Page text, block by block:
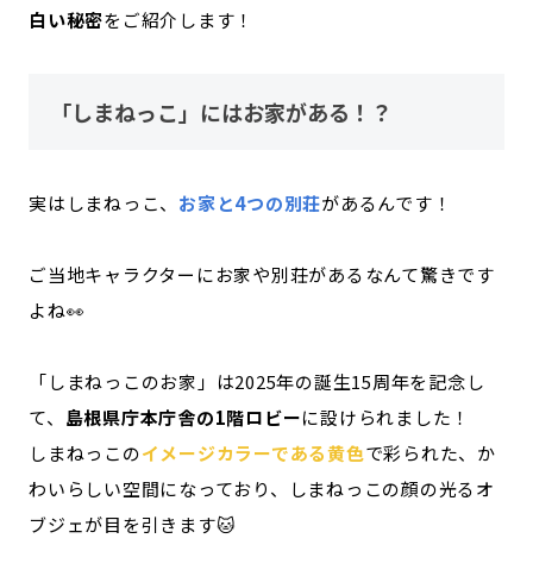
白い秘密をご紹介します！
「しまねっこ」にはお家がある！？
実はしまねっこ、 お家と4つの別荘があるんです！
ご当地キャラクターにお家や別荘があるなんて驚きです
よね👀
「しまねっこのお家」は2025年の誕生15周年を記念し
て、 島根県庁本庁舎の1階ロビーに設けられました！
しまねっこのイメージカラーである黄色で彩られた、か
わいらしい空間になっており、しまねっこの顔の光るオ
ブジェが目を引きます🐱